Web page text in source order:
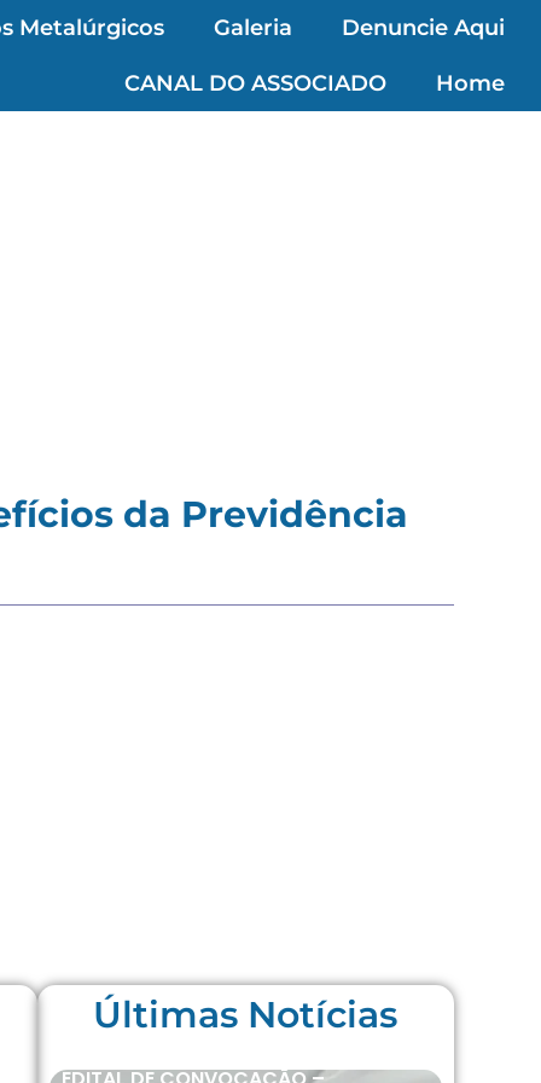
Metalúrgicos Galeria Denuncie Aqui
CANAL DO ASSOCIADO Home
da Previdência
Últimas Notícias